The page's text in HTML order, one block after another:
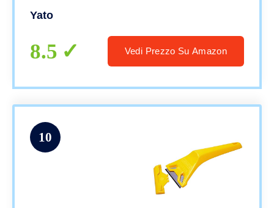
Legno e altro | Lama in Acciaio 62mm
Yato
8.5 Vedi Prezzo Su Amazon
10